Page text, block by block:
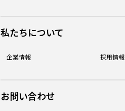
私たちについて
企業情報 採用情報
お問い合わせ